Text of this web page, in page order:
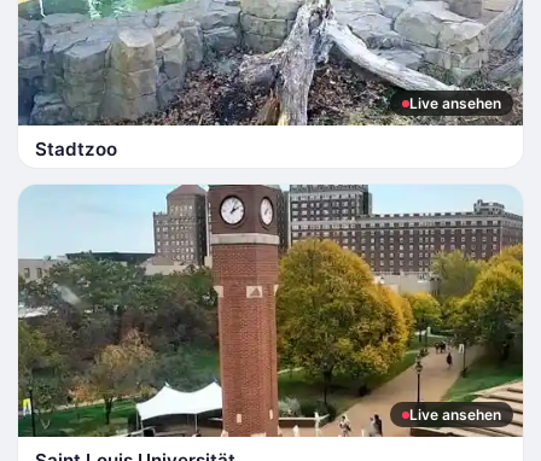
Live ansehen
Stadtzoo
Live ansehen